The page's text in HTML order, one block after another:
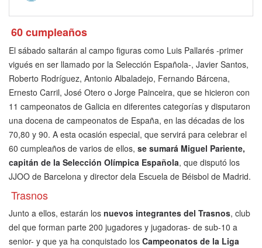
60 cumpleaños
El sábado saltarán al campo figuras como Luis Pallarés -primer
vigués en ser llamado por la Selección Española-, Javier Santos,
Roberto Rodríguez, Antonio Albaladejo, Fernando Bárcena,
Ernesto Carril, José Otero o Jorge Painceira, que se hicieron con
11 campeonatos de Galicia en diferentes categorías y disputaron
una docena de campeonatos de España, en las décadas de los
70,80 y 90. A esta ocasión especial, que servirá para celebrar el
60 cumpleaños de varios de ellos, se sumará Miguel Pariente,
capitán de la Selección Olímpica Española, que disputó los
JJOO de Barcelona y director dela Escuela de Béisbol de Madrid.
Trasnos
Junto a ellos, estarán los nuevos integrantes del Trasnos, club
del que forman parte 200 jugadores y jugadoras- de sub-10 a
senior- y que ya ha conquistado los Campeonatos de la Liga